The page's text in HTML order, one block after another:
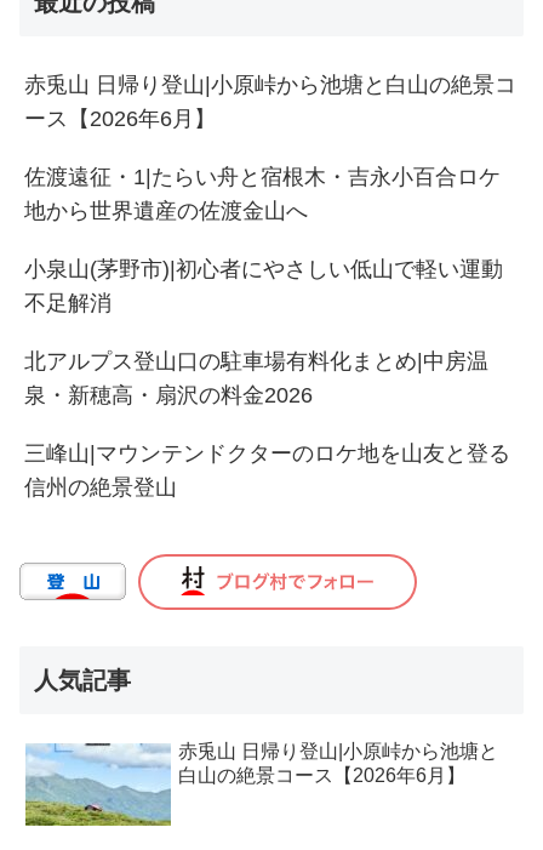
赤兎山 日帰り登山|小原峠から池塘と白山の絶景コ
ース【2026年6月】
佐渡遠征・1|たらい舟と宿根木・吉永小百合ロケ
地から世界遺産の佐渡金山へ
小泉山(茅野市)|初心者にやさしい低山で軽い運動
不足解消
北アルプス登山口の駐車場有料化まとめ|中房温
泉・新穂高・扇沢の料金2026
三峰山|マウンテンドクターのロケ地を山友と登る
信州の絶景登山
人気記事
赤兎山 日帰り登山|小原峠から池塘と
白山の絶景コース【2026年6月】